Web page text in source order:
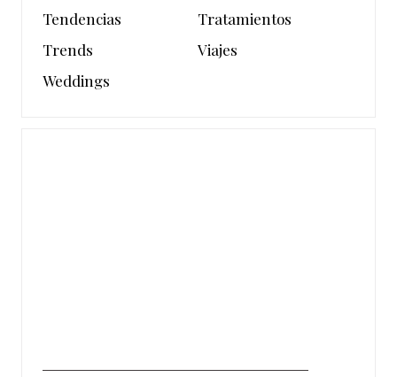
Tendencias
Tratamientos
Trends
Viajes
Weddings